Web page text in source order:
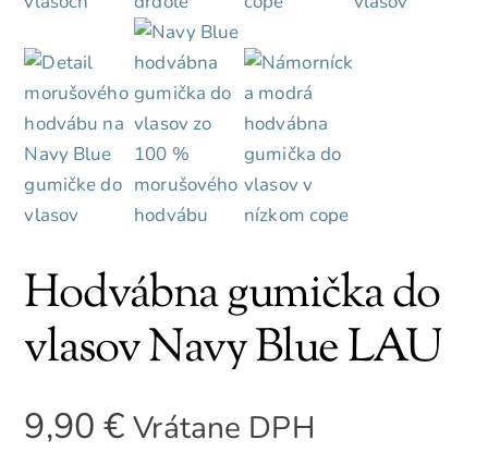
Hodvábna gumička do
vlasov Navy Blue LAU
9,90€ Vrátane DPH